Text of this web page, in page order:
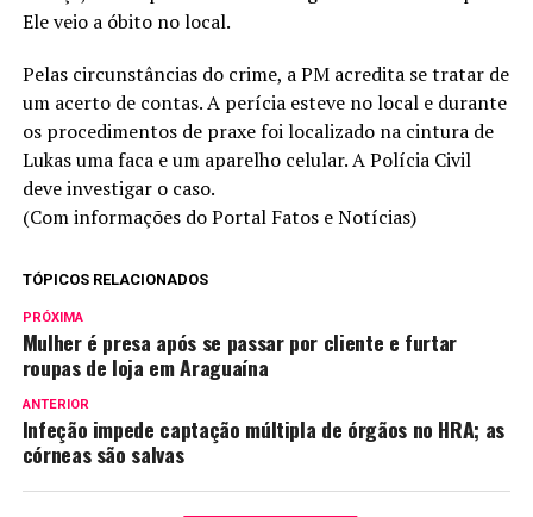
Ele veio a óbito no local.
Pelas circunstâncias do crime, a PM acredita se tratar de
um acerto de contas. A perícia esteve no local e durante
os procedimentos de praxe foi localizado na cintura de
Lukas uma faca e um aparelho celular. A Polícia Civil
deve investigar o caso.
(Com informações do Portal Fatos e Notícias)
TÓPICOS RELACIONADOS
PRÓXIMA
Mulher é presa após se passar por cliente e furtar
roupas de loja em Araguaína
ANTERIOR
Infeção impede captação múltipla de órgãos no HRA; as
córneas são salvas